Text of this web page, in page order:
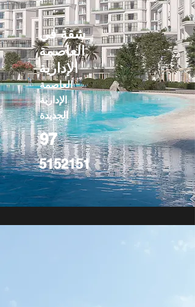
شقة في
العاصمة
الإدارية
العاصمة
الإدارية
الجديدة
97
5152151